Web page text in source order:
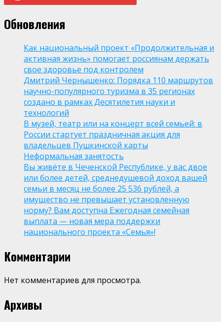
Обновления
Как национальный проект «Продолжительная и
активная жизнь» помогает россиянам держать
свое здоровье под контролем
Дмитрий Чернышенко: Порядка 110 маршрутов
научно-популярного туризма в 35 регионах
создано в рамках Десятилетия науки и
технологий
В музей, театр или на концерт всей семьей: в
России стартует праздничная акция для
владельцев Пушкинской карты
Неформальная занятость
Вы живёте в Чеченской Республике, у вас двое
или более детей, среднедушевой доход вашей
семьи в месяц не более 25 536 рублей, а
имущество не превышает установленную
норму? Вам доступна Ежегодная семейная
выплата — новая мера поддержки
национального проекта «Семья»!
Комментарии
Нет комментариев для просмотра.
Архивы